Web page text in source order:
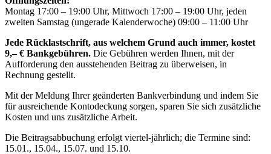
Montag 17:00 – 19:00 Uhr, Mittwoch 17:00 – 19:00 Uhr, jeden
zweiten Samstag (ungerade Kalenderwoche) 09:00 – 11:00 Uhr
Jede Rücklastschrift, aus welchem Grund auch immer, kostet
9,– € Bankgebühren. Die Gebühren werden Ihnen, mit der
Aufforderung den ausstehenden Beitrag zu überweisen, in
Rechnung gestellt.
Mit der Meldung Ihrer geänderten Bankverbindung und indem Sie
für ausreichende Kontodeckung sorgen, sparen Sie sich zusätzliche
Kosten und uns zusätzliche Arbeit.
Die Beitragsabbuchung erfolgt viertel-jährlich; die Termine sind:
15.01., 15.04., 15.07. und 15.10.